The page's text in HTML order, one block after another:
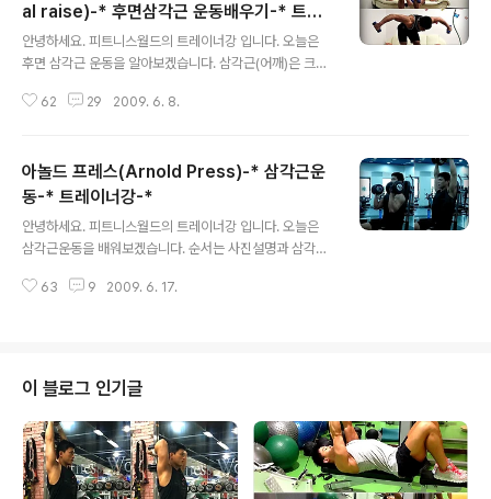
깨를 수축한후 다시 원상태로 돌아오시면 됩니다. 팔꿈치
가 가슴쪽으로 오게 하셔야합니다. 그렇지않으면 견갑골
(등)에 들이 들어가며 부상의 위험이 있습니다. 잘못된자
세- 위 사진과 같이 등에 너무 힘을 주지마세요- 팔의 힘으
로 덤벨을 들어 올리지 마세요 - 어깨(승모근)에 힘을 너무
al raise)-* 후면삼각근 운동배우기-* 트레
이너강-*
안녕하세요. 피트니스월드의 트레이너강 입니다. 오늘은
후면 삼각근 운동을 알아보겠습니다. 삼각근(어깨)은 크게
하여 후면 삼각근 운동을 배워보겠습니다. 벤트-오버 레터
도 허리를 숙여주세요. 팔꿈치를 가볍게 굽혀서 어깨, 팔꿈
치, 손목이 1자가되게 만드신후 그대로 위쪽으로 수축하시
면 됩니다. 수축하 이완시 크게 안아준다는 느낌으로 동작
을 실시하시면 됩니다. 호흡법- 덤벨이 위쪽으로 올라갈때
후- 주의사항- 팔꿈치가 움직이지 않게 주의하세요. 손의
힘으로 덤벨을 올리는것이 아닙니다. 후면삼각근에 집중하
62 29 2009. 6. 8.
아놀드 프레스(Arnold Press)-* 삼각근운
동-* 트레이너강-*
안녕하세요. 피트니스월드의 트레이너강 입니다. 오늘은
삼각근운동을 배워보겠습니다. 순서는 사진설명과 삼각근
프레스(Arnold Press) 운동목적- 전면삼각근과 측면삼
틀어준다. 프레스시 팔을 완전히 펴는것이 아니라 95%정
도만 펴준다는 느낌으로 팔을 펴주세요. 시작점으로 돌아
올때 역시 처음자세대로 손을 틀어주면서 내려오시면됩니
다. 아놀드 프레스의 경우 중량을 앞으로 많이 내림으로 인
해 어깨의 가동범위가 많이 증가합니다. 호흡은 밀어올릴
때 내 뱉으시면 됩니다. 주의사항- 시작(이완시..
63 9 2009. 6. 17.
이 블로그 인기글